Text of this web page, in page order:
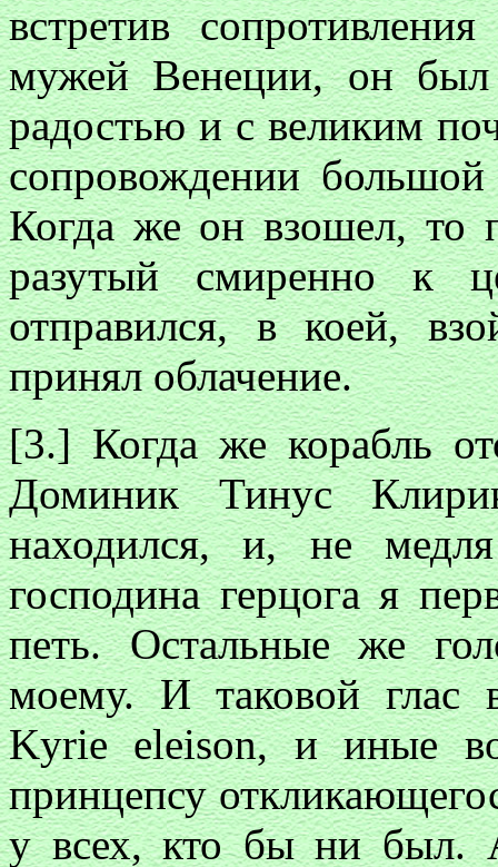
встретив
мужей Венеции, он
радостью и с великим
сопровождении
Когда же он взошел, то
разутый смиренно к
отправился, в коей,
принял облачение.
[3.] Когда же корабль
Доминик Тинус
находился, и, не
господина герцога я
петь. Остальные же
моему. И таковой глас
Kyrie eleison, и иные
принцепсу
у всех, кто бы ни был.